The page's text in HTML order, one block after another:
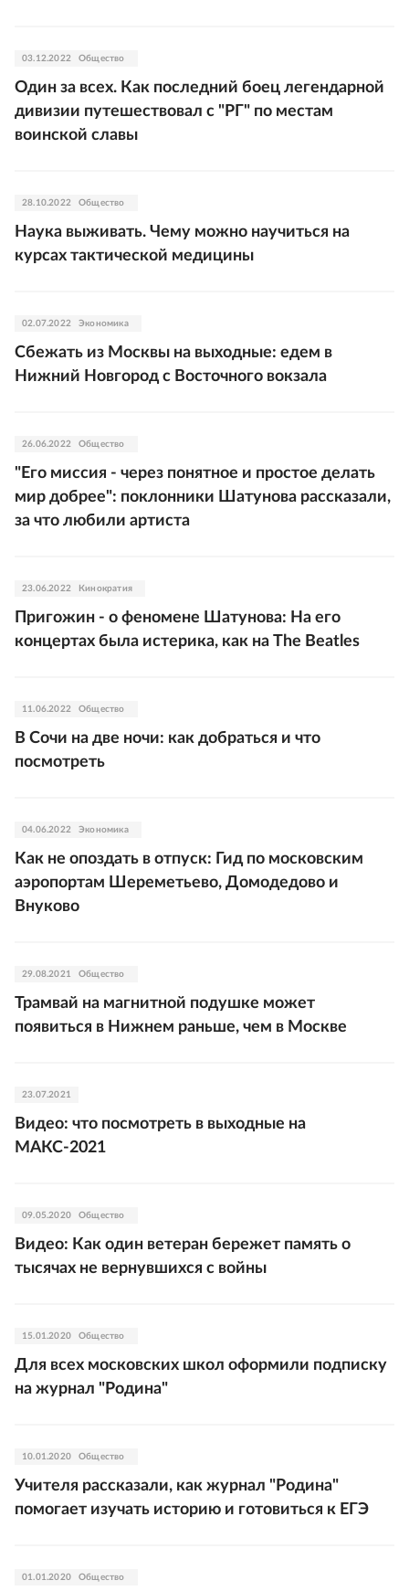
03.12.2022 Общество
Один за всех. Как последний боец легендарной
дивизии путешествовал с "РГ" по местам
воинской славы
28.10.2022 Общество
Наука выживать. Чему можно научиться на
курсах тактической медицины
02.07.2022 Экономика
Сбежать из Москвы на выходные: едем в
Нижний Новгород с Восточного вокзала
26.06.2022 Общество
"Его миссия - через понятное и простое делать
мир добрее": поклонники Шатунова рассказали,
за что любили артиста
23.06.2022 Кинократия
Пригожин - о феномене Шатунова: На его
концертах была истерика, как на The Beatles
11.06.2022 Общество
В Сочи на две ночи: как добраться и что
посмотреть
04.06.2022 Экономика
Как не опоздать в отпуск: Гид по московским
аэропортам Шереметьево, Домодедово и
Внуково
29.08.2021 Общество
Трамвай на магнитной подушке может
появиться в Нижнем раньше, чем в Москве
23.07.2021
Видео: что посмотреть в выходные на
МАКС-2021
09.05.2020 Общество
Видео: Как один ветеран бережет память о
тысячах не вернувшихся с войны
15.01.2020 Общество
Для всех московских школ оформили подписку
на журнал "Родина"
10.01.2020 Общество
Учителя рассказали, как журнал "Родина"
помогает изучать историю и готовиться к ЕГЭ
01.01.2020 Общество